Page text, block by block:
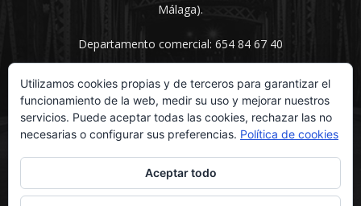
Málaga).
Departamento comercial: 654 84 67 40
SÍGUENOS
Utilizamos cookies propias y de terceros para garantizar el
funcionamiento de la web, medir su uso y mejorar nuestros
servicios. Puede aceptar todas las cookies, rechazar las no
necesarias o configurar sus preferencias. Política de cookies
Aceptar todo